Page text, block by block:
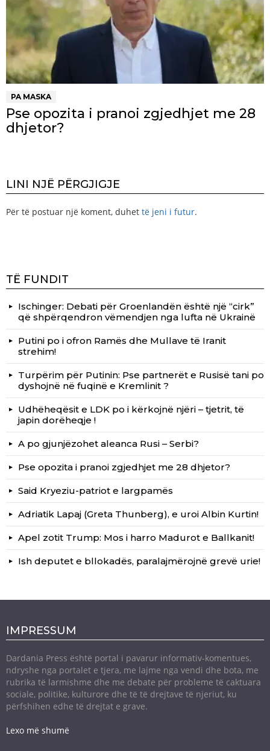
PA MASKA
Pse opozita i pranoi zgjedhjet me 28
dhjetor?
LINI NJË PËRGJIGJE
Për të postuar një koment, duhet të jeni i futur.
TË FUNDIT
Ischinger: Debati për Groenlandën është një “cirk”
që shpërqendron vëmendjen nga lufta në Ukrainë
Putini po i ofron Ramës dhe Mullave të Iranit
strehim!
Turpërim për Putinin: Pse partnerët e Rusisë tani po
dyshojnë në fuqinë e Kremlinit ?
Udhëheqësit e LDK po i kërkojnë njëri – tjetrit, të
japin dorëheqje !
A po gjunjëzohet aleanca Rusi – Serbi?
Pse opozita i pranoi zgjedhjet me 28 dhjetor?
Said Kryeziu-patriot e largpamës
Adriatik Lapaj (Greta Thunberg), e uroi Albin Kurtin!
Apel zotit Trump: Mos i harro Madurot e Ballkanit!
Ish deputet e bllokadës, paralajmërojnë grevë urie!
IMPRESSUM
Dardania Press është portal i pavarur informativ-komentues,
ndryshe nga portalet e tjera, me lajme nga vendi dhe bota, me
rubrika të larmishme dhe me debate për probleme të caktuara
sociale, politike, kulturore dhe të të drejtave të njeriut, ku
përfshihen edhe të drejtat e grave.
Lexo më shumë